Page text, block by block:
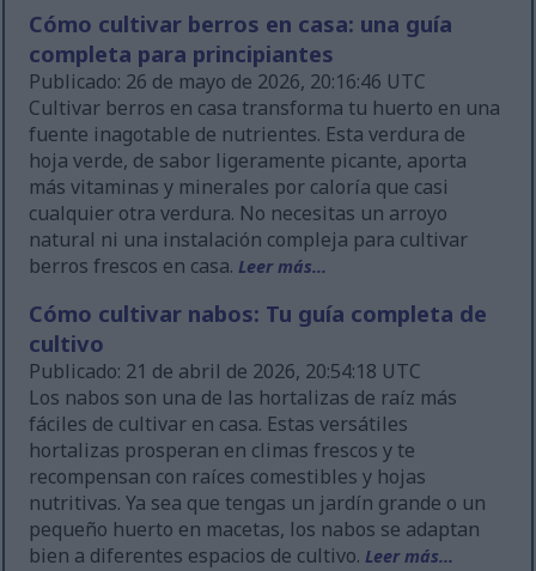
Cómo cultivar berros en casa: una guía
completa para principiantes
Publicado: 26 de mayo de 2026, 20:16:46 UTC
Cultivar berros en casa transforma tu huerto en una
fuente inagotable de nutrientes. Esta verdura de
hoja verde, de sabor ligeramente picante, aporta
más vitaminas y minerales por caloría que casi
cualquier otra verdura. No necesitas un arroyo
natural ni una instalación compleja para cultivar
berros frescos en casa.Leer más...
Cómo cultivar nabos: Tu guía completa de
cultivo
Publicado: 21 de abril de 2026, 20:54:18 UTC
Los nabos son una de las hortalizas de raíz más
fáciles de cultivar en casa. Estas versátiles
hortalizas prosperan en climas frescos y te
recompensan con raíces comestibles y hojas
nutritivas. Ya sea que tengas un jardín grande o un
pequeño huerto en macetas, los nabos se adaptan
bien a diferentes espacios de cultivo.Leer más...